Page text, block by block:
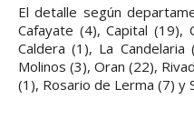
El detalle según
Cafayate (4), Capital (19),
Caldera (1), La
Molinos (3), Oran (22),
(1), Rosario de Lerma (7) y